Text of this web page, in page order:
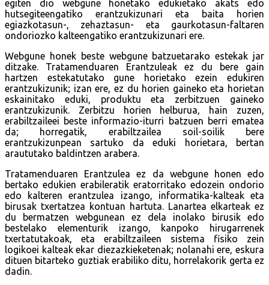
egiten dio webgune honetako edukietako akats edo
hutsegiteengatiko erantzukizunari eta baita horien
egiazkotasun-, zehaztasun- eta gaurkotasun-faltaren
ondoriozko kalteengatiko erantzukizunari ere.
Webgune honek beste webgune batzuetarako estekak jar
ditzake. Tratamenduaren Erantzuleak ez du bere gain
hartzen estekatutako gune horietako ezein edukiren
erantzukizunik; izan ere, ez du horien gaineko eta horietan
eskainitako eduki, produktu eta zerbitzuen gaineko
erantzukizunik. Zerbitzu horien helburua, hain zuzen,
erabiltzaileei beste informazio-iturri batzuen berri ematea
da; horregatik, erabiltzailea soil-soilik bere
erantzukizunpean sartuko da eduki horietara, bertan
araututako baldintzen arabera.
Tratamenduaren Erantzulea ez da webgune honen edo
bertako edukien erabileratik eratorritako edozein ondorio
edo kalteren erantzulea izango, informatika-kalteak eta
birusak txertatzea kontuan hartuta. Lanartea elkarteak ez
du bermatzen webgunean ez dela inolako birusik edo
bestelako elementurik izango, kanpoko hirugarrenek
txertatutakoak, eta erabiltzaileen sistema fisiko zein
logikoei kalteak ekar diezazkieketenak; nolanahi ere, eskura
dituen bitarteko guztiak erabiliko ditu, horrelakorik gerta ez
dadin.